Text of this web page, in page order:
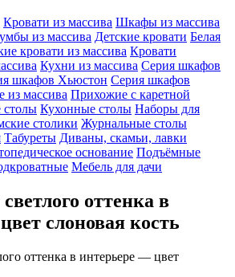
Кровати из массива Шкафы из массива
из массива Детские кровати Белая
кровати из массива Кровати
Кухни из массива Серия шкафов
шкафов Хьюстон Серия шкафов
массива Прихожие с каретной
Кухонные столы Наборы для
столики Журнальные столы
Табуреты Диваны, скамьи, лавки
основание Подъёмные
Мебель для дачи
оттенка в
слоновая кость